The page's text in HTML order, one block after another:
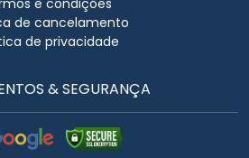
e condições
de cancelamento
de privacidade
& SEGURANÇA